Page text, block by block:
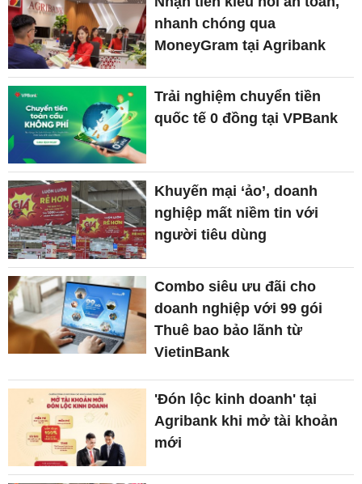
nhanh chóng qua
MoneyGram tại Agribank
Trải nghiệm chuyển tiền
quốc tế 0 đồng tại VPBank
Khuyến mại ‘ảo’, doanh
nghiệp mất niềm tin với
người tiêu dùng
Combo siêu ưu đãi cho
doanh nghiệp với 99 gói
Thuê bao bảo lãnh từ
VietinBank
'Đón lộc kinh doanh' tại
Agribank khi mở tài khoản
mới